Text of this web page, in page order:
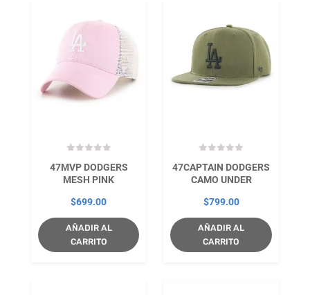
47MVP DODGERS
MESH PINK
$699.00
AÑADIR AL
CARRITO
47CAPTAIN DODGERS
CAMO UNDER
$799.00
AÑADIR AL
CARRITO